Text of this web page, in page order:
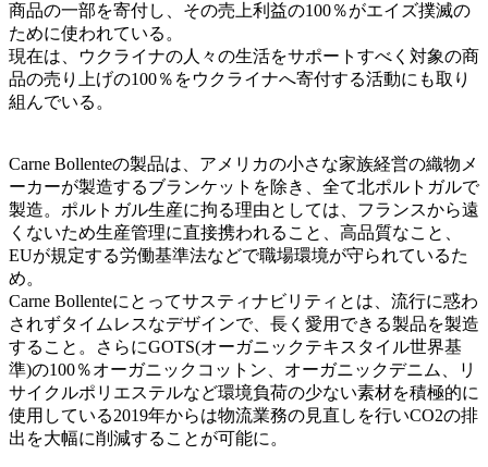
商品の一部を寄付し、その売上利益の100％がエイズ撲滅の
ために使われている。
現在は、ウクライナの人々の生活をサポートすべく対象の商
品の売り上げの100％をウクライナへ寄付する活動にも取り
組んでいる。
Carne Bollenteの製品は、アメリカの小さな家族経営の織物メ
ーカーが製造するブランケットを除き、全て北ポルトガルで
製造。ポルトガル生産に拘る理由としては、フランスから遠
くないため生産管理に直接携われること、高品質なこと、
EUが規定する労働基準法などで職場環境が守られているた
め。
Carne Bollenteにとってサスティナビリティとは、流行に惑わ
されずタイムレスなデザインで、長く愛用できる製品を製造
すること。さらにGOTS(オーガニックテキスタイル世界基
準)の100％オーガニックコットン、オーガニックデニム、リ
サイクルポリエステルなど環境負荷の少ない素材を積極的に
使用している2019年からは物流業務の見直しを行いCO2の排
出を大幅に削減することが可能に。